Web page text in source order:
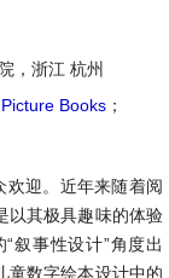
，浙江 杭州
Books ；
欢迎。近年来随着阅
以其极具趣味的体验
叙事性设计”角度出
童数字绘本设计中的